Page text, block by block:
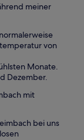
meiner
von
Monate.
Dezember.
mit
bei uns